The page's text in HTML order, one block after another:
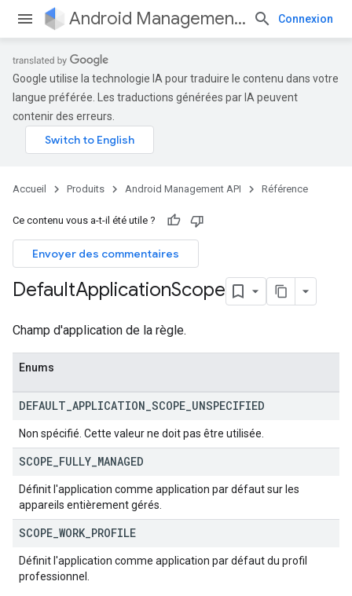
Android Management API Connexion
Google utilise la technologie IA pour traduire le contenu dans votre
langue préférée. Les traductions générées par IA peuvent
contenir des erreurs.
Accueil Produits Android Management API Référence
Ce contenu vous a-t-il été utile ?
Envoyer des commentaires
DefaultApplicationScope
Champ d'application de la règle.
Enums
DEFAULT APPLICATION SCOPE UNSPECIFIED
Non spécifié. Cette valeur ne doit pas être utilisée.
SCOPE FULLY MANAGED
Définit l'application comme application par défaut sur les
appareils entièrement gérés.
SCOPE WORK PROFILE
Définit l'application comme application par défaut du profil
professionnel.